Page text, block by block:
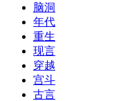
脑洞
年代
重生
现言
穿越
宫斗
古言